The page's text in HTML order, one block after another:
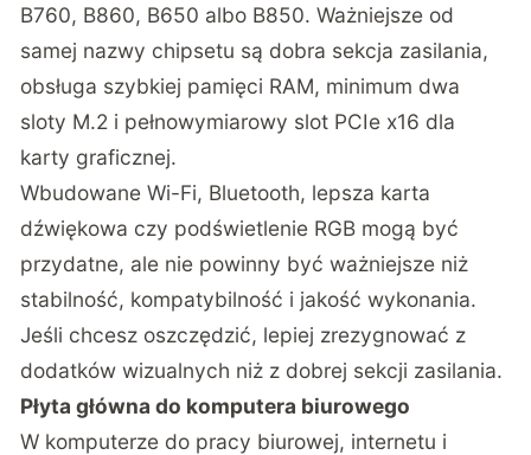
B760, B860, B650 albo B850. Ważniejsze od
samej nazwy chipsetu są dobra sekcja zasilania,
obsługa szybkiej pamięci RAM, minimum dwa
sloty M.2 i pełnowymiarowy slot PCIe x16 dla
karty graficznej.
Wbudowane Wi-Fi, Bluetooth, lepsza karta
dźwiękowa czy podświetlenie RGB mogą być
przydatne, ale nie powinny być ważniejsze niż
stabilność, kompatybilność i jakość wykonania.
Jeśli chcesz oszczędzić, lepiej zrezygnować z
dodatków wizualnych niż z dobrej sekcji zasilania.
Płyta główna do komputera biurowego
W komputerze do pracy biurowej, internetu i